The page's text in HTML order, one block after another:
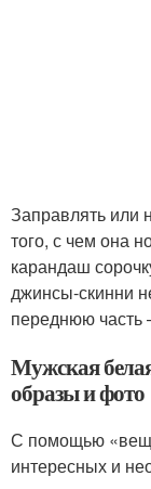
Заправлять или
того, с чем она
карандаш
джинсы-скинни
переднюю часть
Мужская
образы и фото
С помощью
интересных и